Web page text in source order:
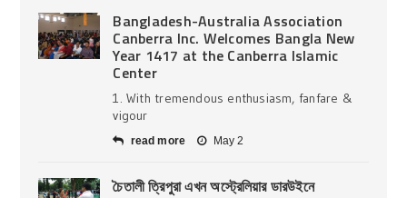
Bangladesh-Australia Association
Canberra Inc. Welcomes Bangla New
Year 1417 at the Canberra Islamic
Center
1. With tremendous enthusiasm, fanfare &
vigour
read more May 2
চৈতালী ত্রিপুরা এখন অস্ট্রেলিয়ার ডারউইনে